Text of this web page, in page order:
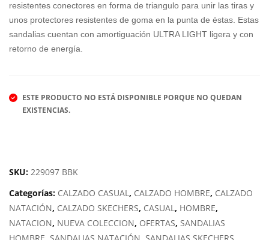
HTS
HEA
VIB
2.0
CF
resistentes conectores en forma de triangulo para unir las tiras y
unos protectores resistentes de goma en la punta de éstas. Estas
sandalias cuentan con amortiguación ULTRA LIGHT ligera y con
retorno de energía.
ESTE PRODUCTO NO ESTÁ DISPONIBLE PORQUE NO QUEDAN
EXISTENCIAS.
SKU: 229097 BBK
Categorías: CALZADO CASUAL, CALZADO HOMBRE, CALZADO
NATACIÓN, CALZADO SKECHERS, CASUAL, HOMBRE,
NATACION, NUEVA COLECCION, OFERTAS, SANDALIAS